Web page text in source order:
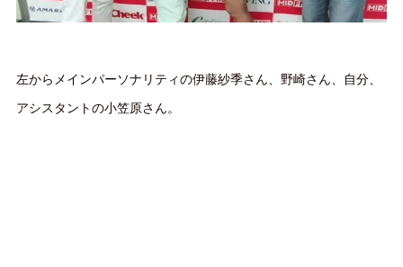
左からメインパーソナリティの伊藤紗季さん、野崎さん、自分、
アシスタントの小笠原さん。